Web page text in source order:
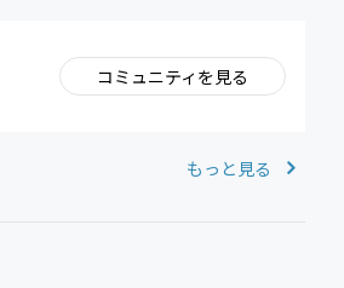
コミュニティを見る
もっと見る